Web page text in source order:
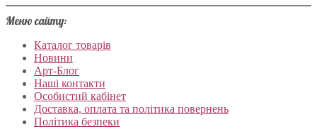
Меню сайту:
Каталог товарів
Новини
Арт-Блог
Наші контакти
Особистий кабінет
Доставка, оплата та політика повернень
Політика безпеки